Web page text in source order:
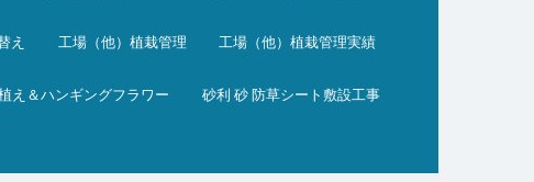
え 工場（他）植栽管理 工場（他）植栽管理実績
え＆ハンギングフラワー 砂利 砂 防草シート敷設工事